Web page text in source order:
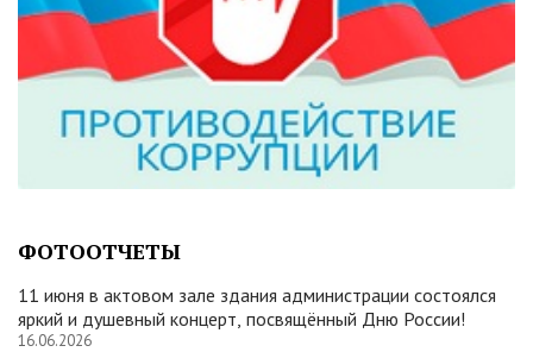
ФОТООТЧЕТЫ
11 июня в актовом зале здания администрации состоялся
яркий и душевный концерт, посвящённый Дню России!
16.06.2026